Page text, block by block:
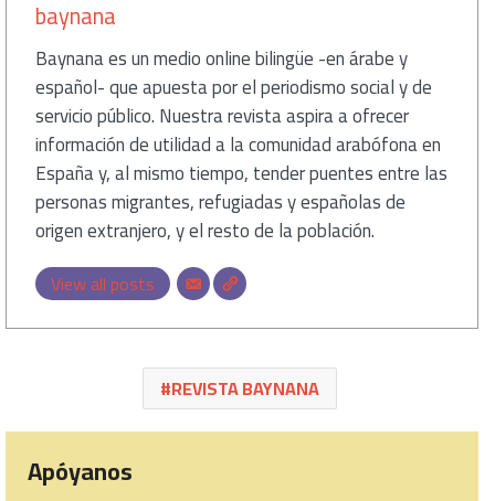
baynana
Baynana es un medio online bilingüe -en árabe y
español- que apuesta por el periodismo social y de
servicio público. Nuestra revista aspira a ofrecer
información de utilidad a la comunidad arabófona en
España y, al mismo tiempo, tender puentes entre las
personas migrantes, refugiadas y españolas de
origen extranjero, y el resto de la población.
View all posts
REVISTA BAYNANA
Apóyanos